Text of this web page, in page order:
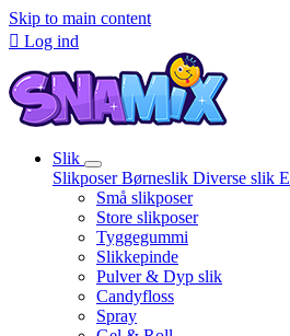
Skip to main content
 Log ind
Slik
SlikposerBørneslik Diverse slik
Små slikposer
Store slikposer
Tyggegummi
Slikkepinde
Pulver & Dyp slik
Candyfloss
Spray